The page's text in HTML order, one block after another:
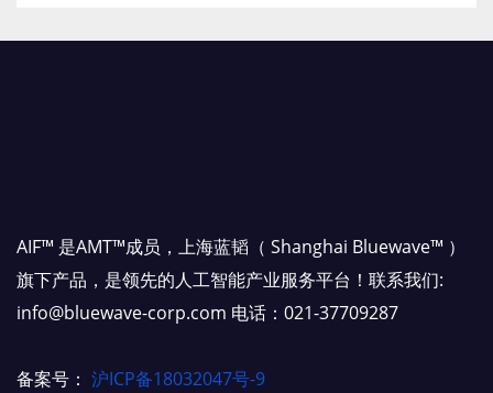
AIF™ 是AMT™成员，上海蓝韬（ Shanghai Bluewave™ ）
旗下产品，是领先的人工智能产业服务平台！联系我们:
info@bluewave-corp.com 电话：021-37709287
备案号： 沪ICP备18032047号-9